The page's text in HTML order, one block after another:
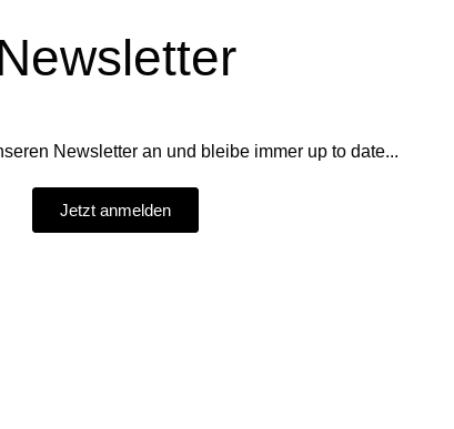
Newsletter an und bleibe immer up to date...
Jetzt anmelden